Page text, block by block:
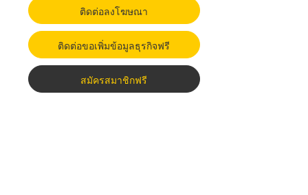
ติดต่อลงโฆษณา
ติดต่อขอเพิ่มข้อมูลธุรกิจฟรี
สมัครสมาชิกฟรี